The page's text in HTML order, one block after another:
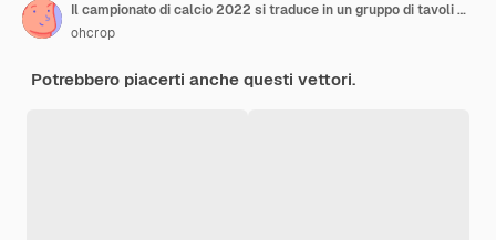
Il campionato di calcio 2022 si traduce in un gruppo di tavoli D con modello di design piatto per poster di bandiere nazionali
ohcrop
Potrebbero piacerti anche questi vettori.